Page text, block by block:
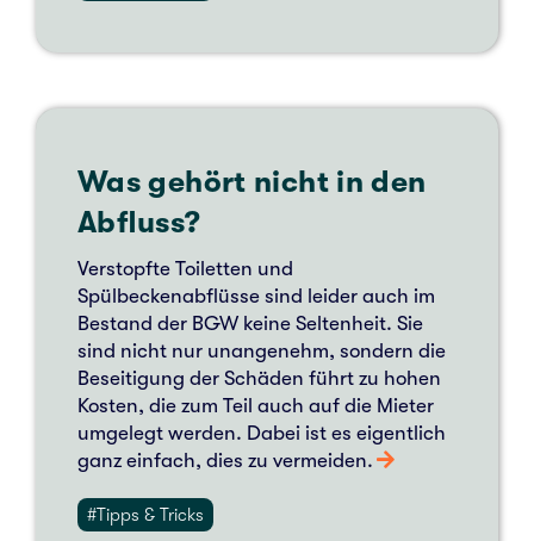
Was gehört nicht in den
Abfluss?
Ver­stopf­te Toi­let­ten und
Spülbeckenabflüsse sind leider auch im
Bestand der BGW keine Sel­ten­heit. Sie
sind nicht nur unan­ge­nehm, son­dern die
Besei­ti­gung der Schä­den führt zu hohen
Kosten, die zum Teil auch auf die Mieter
umge­legt werden. Dabei ist es eigent­lich
ganz ein­fach, dies zu ver­mei­den.
#Tipps & Tricks